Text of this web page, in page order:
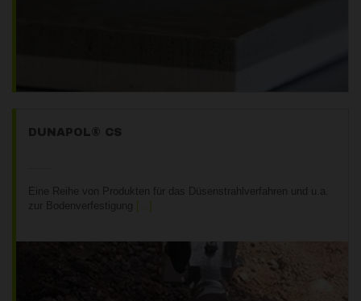
DUNAPOL® CS
Eine Reihe von Produkten für das Düsenstrahlverfahren und u.a.
zur Bodenverfestigung